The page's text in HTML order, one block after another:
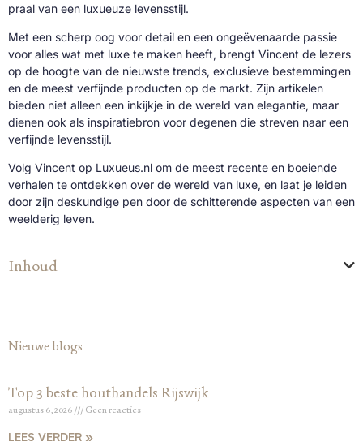
praal van een luxueuze levensstijl.
Met een scherp oog voor detail en een ongeëvenaarde passie
voor alles wat met luxe te maken heeft, brengt Vincent de lezers
op de hoogte van de nieuwste trends, exclusieve bestemmingen
en de meest verfijnde producten op de markt. Zijn artikelen
bieden niet alleen een inkijkje in de wereld van elegantie, maar
dienen ook als inspiratiebron voor degenen die streven naar een
verfijnde levensstijl.
Volg Vincent op Luxueus.nl om de meest recente en boeiende
verhalen te ontdekken over de wereld van luxe, en laat je leiden
door zijn deskundige pen door de schitterende aspecten van een
weelderig leven.
Inhoud
Nieuwe blogs
Top 3 beste houthandels Rijswijk
augustus 6, 2026 Geen reacties
LEES VERDER »